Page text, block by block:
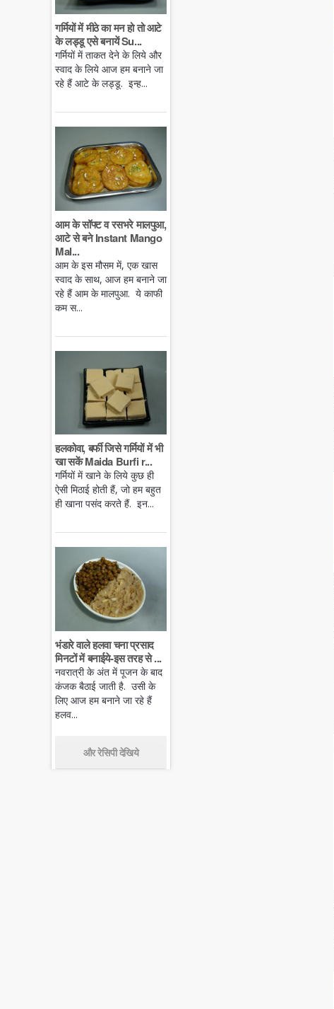
गर्मियों में मीठे का मन हो तो आटे
के लड्डू एसे बनायें Su...
गर्मियों में ताकत देने के लिये और
स्वाद के लिये आज हम बनाने जा
रहे हैं आटे के लड्डू. इन्ह...
आम के सॉफ्ट व रसभरे मालपुआ,
आटे से बने Instant Mango
Mal...
आम के इस मौसम में, एक खास
स्वाद के साथ, आज हम बनाने जा
रहे हैं आम के मालपुआ. ये काफी
कम स...
हलकोवा, बर्फी जिसे गर्मियों में भी
खा सकें Maida Burfi r...
गर्मियों में खाने के लिये कुछ ही
ऐसी मिठाई होती हैं, जो हम बहुत
ही खाना पसंद करते हैं. इन...
भंडारे वाले हलवा चना प्रसाद
मिनटों में बनाईये-इस तरह से ...
नवरात्री के अंत में पूजन के बाद
कंजक बैठाई जाती है. उसी के
लिए आज हम बनाने जा रहे हैं
हलव...
और रेसिपी देखिये